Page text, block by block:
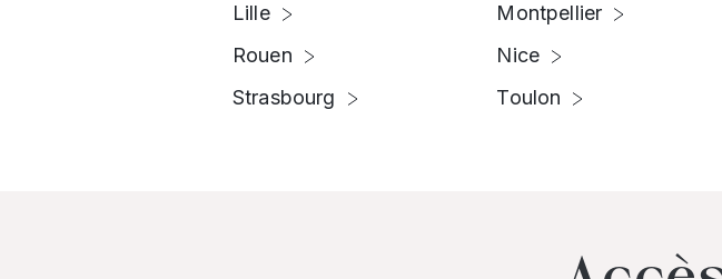
Lille
Rouen
Strasbourg
Montpellier
Nice
Toulon